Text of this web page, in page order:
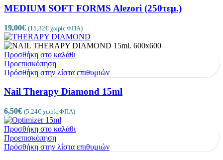
MEDIUM SOFT FORMS Alezori (250τεμ.)
19,00€ (15,32€ χωρίς ΦΠΑ)
Προσθήκη στο καλάθι
Προεπισκόπηση
Πρόσθήκη στην λίστα επιθυμιών
Nail Therapy Diamond 15ml
6,50€ (5,24€ χωρίς ΦΠΑ)
Προσθήκη στο καλάθι
Προεπισκόπηση
Πρόσθήκη στην λίστα επιθυμιών